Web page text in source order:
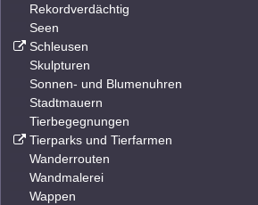
Rekordverdächtig
Seen
Schleusen
Skulpturen
Sonnen- und Blumenuhren
Stadtmauern
Tierbegegnungen
Tierparks und Tierfarmen
Wanderrouten
Wandmalerei
Wappen